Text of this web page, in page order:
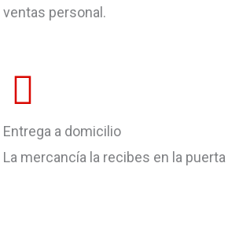
ventas personal.
Entrega a domicilio
La mercancía la recibes en la